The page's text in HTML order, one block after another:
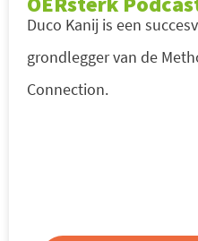
Duco Kanij is een
grondlegger van de
Connection.